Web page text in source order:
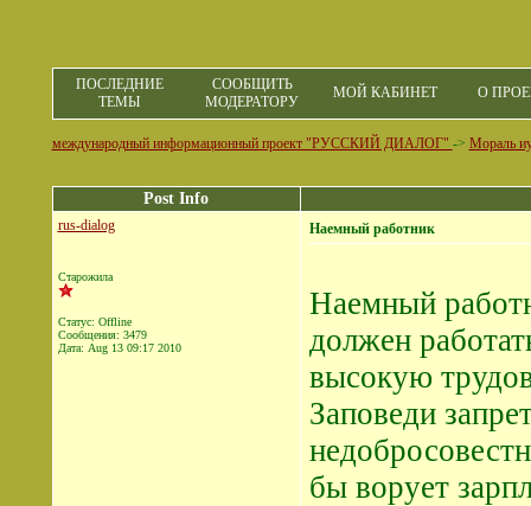
ПОСЛЕДНИЕ
ТЕМЫ
СООБЩИТЬ
МОДЕРАТОРУ
МОЙ КАБИНЕТ О
международный информационный проект "РУССКИЙ ДИАЛОГ" -> Мораль
Post Info
rus-dialog
Старожила
Статус: Offline
Сообщения: 3479
Дата: Aug 13 09:17 2010
Наемный работник
Наемный
должен
высокую
Заповеди
бы ворует